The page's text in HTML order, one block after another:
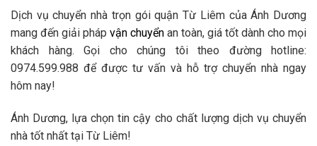
Dịch vụ chuyển nhà trọn gói quận Từ Liêm của Ánh Dương
mang đến giải pháp vận chuyển an toàn, giá tốt dành cho mọi
khách hàng. Gọi cho chúng tôi theo đường hotline:
0974.599.988 để được tư vấn và hỗ trợ chuyển nhà ngay
hôm nay!
Ánh Dương, lựa chọn tin cậy cho chất lượng dịch vụ chuyển
nhà tốt nhất tại Từ Liêm!